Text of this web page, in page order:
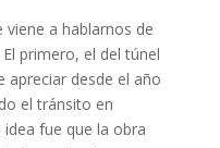
viene a hablarnos de
primero, el del túnel
apreciar desde el año
el tránsito en
fue que la obra